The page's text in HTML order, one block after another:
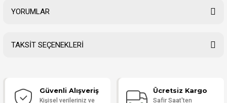
YORUMLAR
Yorum Yaz
TAKSİT SEÇENEKLERİ
Güvenli Alışveriş
Kişisel verileriniz ve
Ücretsiz Kargo
Safir Saat'ten